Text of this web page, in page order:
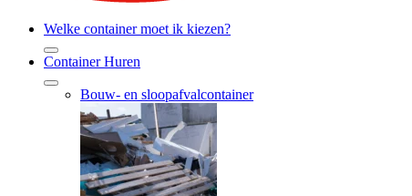
Welke container moet ik kiezen?
Container Huren
Bouw- en sloopafvalcontainer